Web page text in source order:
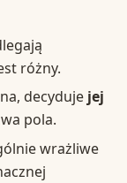
różny.
decyduje jej
pola.
wrażliwe